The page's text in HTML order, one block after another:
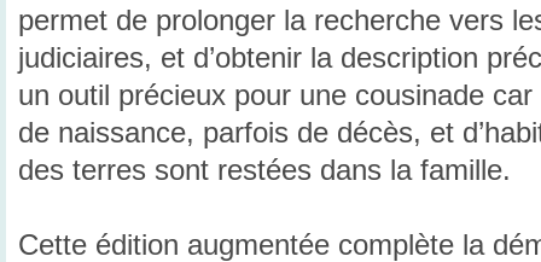
permet de prolonger la recherche vers
judiciaires, et d’obtenir la description
un outil précieux pour une cousinade
de naissance, parfois de décès, et
des terres sont restées dans la famille.
Cette édition augmentée complète la